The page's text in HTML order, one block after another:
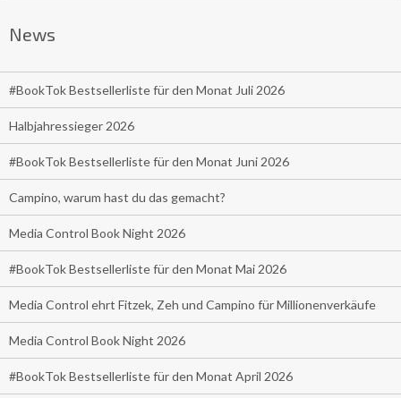
News
#BookTok Bestsellerliste für den Monat Juli 2026
Halbjahressieger 2026
#BookTok Bestsellerliste für den Monat Juni 2026
Campino, warum hast du das gemacht?
Media Control Book Night 2026
#BookTok Bestsellerliste für den Monat Mai 2026
Media Control ehrt Fitzek, Zeh und Campino für Millionenverkäufe
Media Control Book Night 2026
#BookTok Bestsellerliste für den Monat April 2026